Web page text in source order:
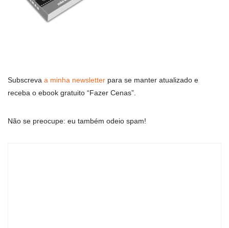
Subscreva a minha newsletter para se manter atualizado e
receba o ebook gratuito “Fazer Cenas”.
Não se preocupe: eu também odeio spam!